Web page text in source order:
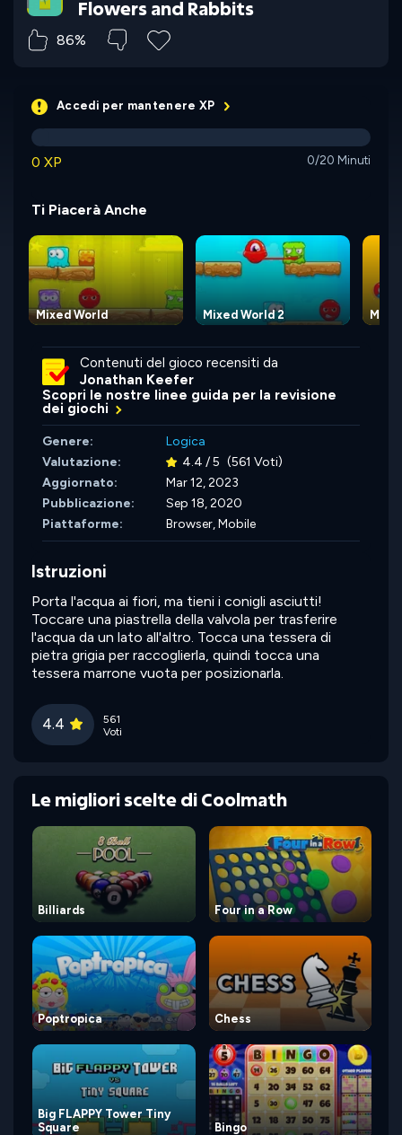
Flowers and Rabbits
86%
Accedi per mantenere XP
0 XP 0/20 Minuti
Ti Piacerà Anche
Mixed World Mixed World 2
Contenuti del gioco recensiti da
Jonathan Keefer
Scopri le nostre linee guida per la revisione
dei giochi
Genere:
Logica
Valutazione:
4.4 / 5 (561 Voti)
Aggiornato:
Mar 12, 2023
Pubblicazione:
Sep 18, 2020
Piattaforme:
Browser, Mobile
Istruzioni
Porta l'acqua ai fiori, ma tieni i conigli asciutti!
Toccare una piastrella della valvola per trasferire
l'acqua da un lato all'altro. Tocca una tessera di
pietra grigia per raccoglierla, quindi tocca una
tessera marrone vuota per posizionarla.
4.4
561
Voti
Le migliori scelte di Coolmath
Billiards Four in a Row
Poptropica Chess
Big FLAPPY Tower Tiny
Square
Bingo